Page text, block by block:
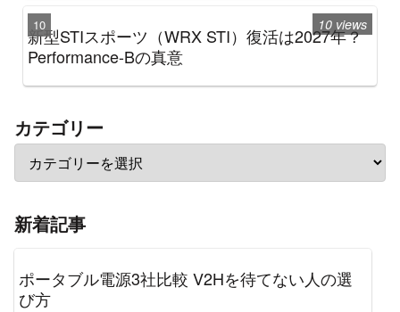
新型STIスポーツ（WRX STI）復活は2027年？
Performance-Bの真意
10 views
カテゴリー
新着記事
ポータブル電源3社比較 V2Hを待てない人の選
び方